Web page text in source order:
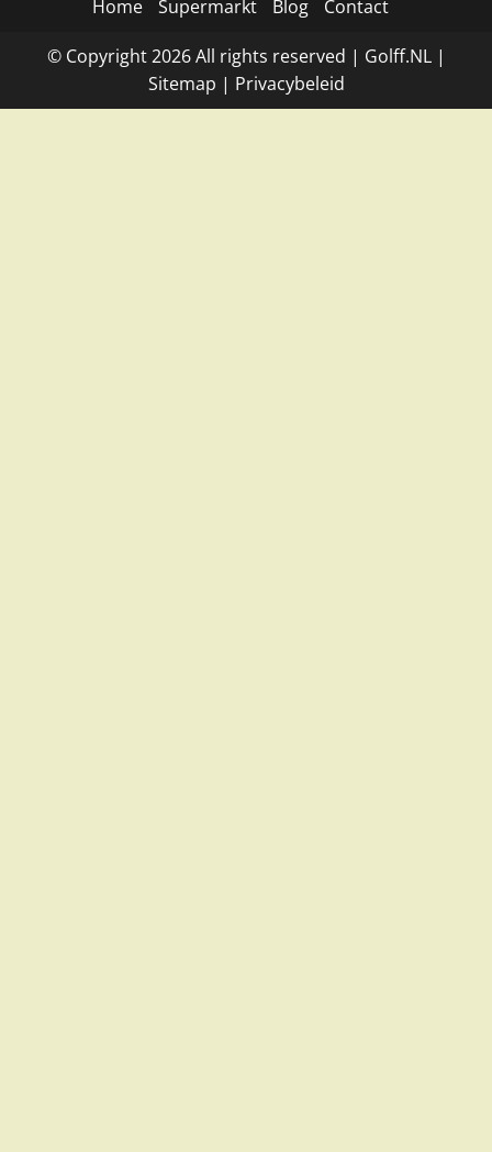
Home Supermarkt Blog Contact
© Copyright2026All rights reserved | Golff.NL|
Sitemap | Privacybeleid